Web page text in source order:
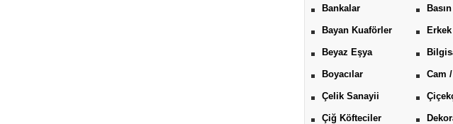
Bankalar
Bayan Kuaförler
Beyaz Eşya
Boyacılar Cam
Çelik Sanayii
Çiğ Köfteciler